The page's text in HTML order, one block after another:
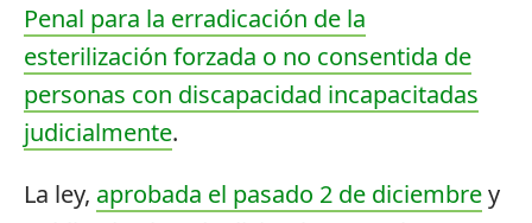
Penal para la erradicación de la
esterilización forzada o no consentida de
personas con discapacidad incapacitadas
judicialmente.
La ley, aprobada el pasado 2 de diciembrey